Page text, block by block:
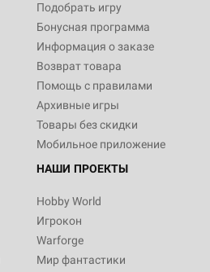
Подобрать игру
Бонусная программа
Информация о заказе
Возврат товара
Помощь с правилами
Архивные игры
Товары без скидки
Мобильное приложение
НАШИ ПРОЕКТЫ
Hobby World
Игрокон
Warforge
Мир фантастики